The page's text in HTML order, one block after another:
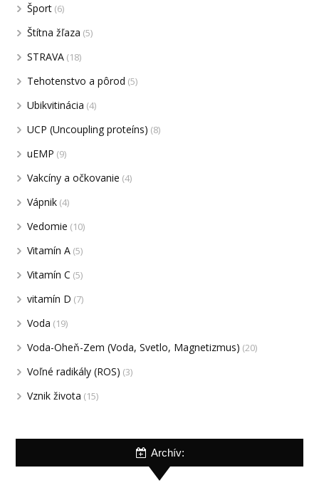
Šport (6)
Štítna žľaza (5)
STRAVA (18)
Tehotenstvo a pôrod (5)
Ubikvitinácia (4)
UCP (Uncoupling proteíns) (8)
uEMP (9)
Vakcíny a očkovanie (4)
Vápnik (4)
Vedomie (10)
Vitamín A (5)
Vitamín C (5)
vitamín D (7)
Voda (19)
Voda-Oheň-Zem (Voda, Svetlo, Magnetizmus) (20)
Voľné radikály (ROS) (3)
Vznik života (15)
Archív: